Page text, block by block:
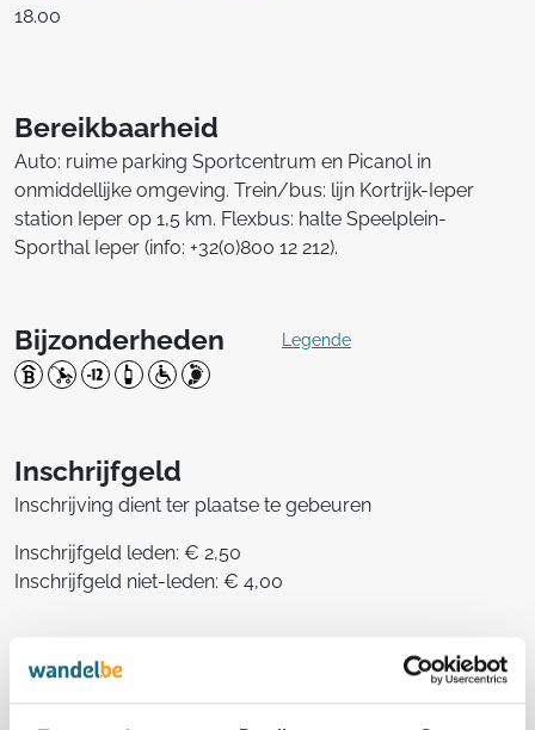
18.00
Bereikbaarheid
Auto: ruime parking Sportcentrum en Picanol in
onmiddellijke omgeving. Trein/bus: lijn Kortrijk-Ieper
station Ieper op 1,5 km. Flexbus: halte Speelplein-
Sporthal Ieper (info: +32(0)800 12 212).
Bijzonderheden Legende
Inschrijfgeld
Inschrijving dient ter plaatse te gebeuren
Inschrijfgeld leden: € 2,50
Inschrijfgeld niet-leden: € 4,00
Deze tocht telt mee in het